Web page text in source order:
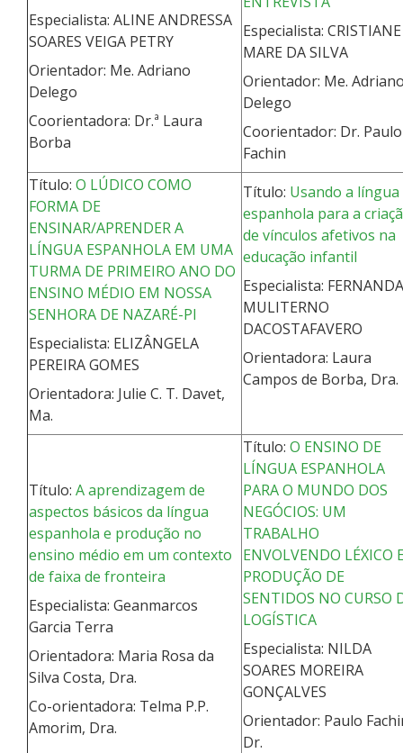
Especialista: ALINE ANDRESSA
SOARES VEIGA PETRY
Orientador: Me. Adriano
Delego
Coorientadora: Dr.ª Laura
Borba
Especialista: CRISTIANE
MARE DA SILVA
Orientador: Me.
Delego
Coorientador: Dr. Paulo
Fachin
Título: O LÚDICO COMO
FORMA DE
ENSINAR/APRENDER A
LÍNGUA ESPANHOLA EM UMA
TURMA DE PRIMEIRO ANO DO
ENSINO MÉDIO EM NOSSA
SENHORA DE NAZARÉ-PI
Especialista: ELIZÂNGELA
PEREIRA GOMES
Orientadora: Julie C. T. Davet,
Ma.
Título: Usando a língua
espanhola para a
de vínculos afetivos na
educação infantil
Especialista: FERNANDA
MULITERNO
DACOSTAFAVERO
Orientadora: Laura
Campos de Borba, Dra.
Título: A aprendizagem de
aspectos básicos da língua
espanhola e produção no
ensino médio em um contexto
de faixa de fronteira
Especialista: Geanmarcos
Garcia Terra
Orientadora: Maria Rosa da
Silva Costa, Dra.
Co-orientadora: Telma P.P.
Amorim, Dra.
Título: O ENSINO DE
LÍNGUA ESPANHOLA
PARA O MUNDO DOS
NEGÓCIOS: UM
TRABALHO
ENVOLVENDO LÉXICO
PRODUÇÃO DE
SENTIDOS NO CURSO
LOGÍSTICA
Especialista: NILDA
SOARES MOREIRA
GONÇALVES
Orientador: Paulo
Dr.